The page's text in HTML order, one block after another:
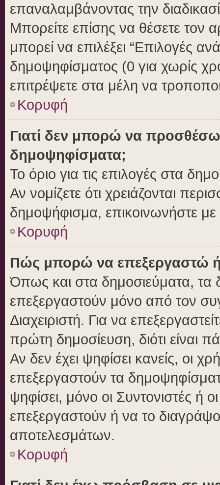
επαναλαμβάνοντας την
Μπορείτε επίσης να θέσετε τον
μπορεί να επιλέξει “Επιλογές
δημοψηφίσματος (0 για χωρίς
επιτρέψετε στα μέλη να
Κορυφή
Γιατί δεν μπορώ να
δημοψηφίσματα;
Το όριο για τις επιλογές στα
Αν νομίζετε ότι χρειάζονται
δημοψήφισμα, επικοινωνήστε με
Κορυφή
Πώς μπορώ να επεξεργαστώ
Όπως και στα δημοσιεύματα,
επεξεργαστούν μόνο από τον
Διαχειριστή. Για να
πρώτη δημοσίευση, διότι είναι
Αν δεν έχει ψηφίσει κανείς, οι
επεξεργαστούν τα
ψηφίσει, μόνο οι Συντονιστές ή
επεξεργαστούν ή να το
αποτελεσμάτων.
Κορυφή